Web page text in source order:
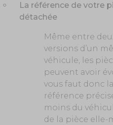
La référence de votre
détachée
Même entre
versions d’un
véhicule, les
peuvent avoir
vous faut donc la
référence
moins du
de la pièce elle-